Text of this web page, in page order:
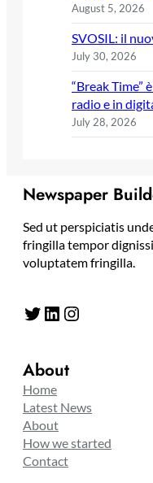
August 5, 2026
SVOSIL: il
July 30, 2026
“Break Time”
radio e in
July 28, 2026
Newspaper
Sed ut perspiciatis
fringilla tempor
voluptatem fringilla.
Twitter LinkedIn Instagram
About
Home
Latest News
About
How we started
Contact